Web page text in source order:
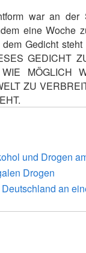
war an der
eine Woche
Gedicht
GEDICHT
MÖGLICH
ZU
und Drogen
Drogen
an